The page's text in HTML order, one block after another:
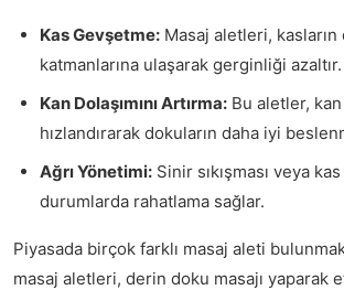
Kas Gevşetme: Masaj aletleri, kasların
katmanlarına ulaşarak gerginliği azaltır.
Kan Dolaşımını Artırma: Bu aletler, kan
hızlandırarak dokuların daha iyi
Ağrı Yönetimi: Sinir sıkışması veya
durumlarda rahatlama sağlar.
Piyasada birçok farklı masaj aleti
masaj aletleri, derin doku masajı yaparak